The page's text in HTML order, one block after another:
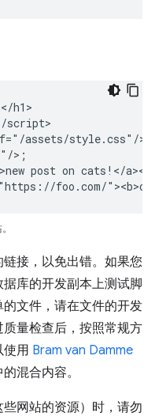
h1>
script>
assets/style.css"/>
>;
post on cats!</a></
foo.com/
接，以免出错。如果您
库的开发副本上测试脚
文件，请在文件的开发
量检查后，按照常规方
使用 Bram van Damme
混合内容。
网站的资源）时，请勿